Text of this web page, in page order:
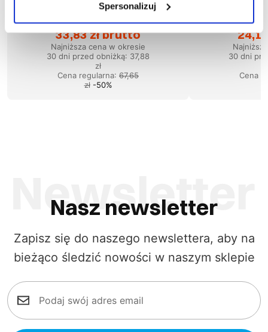
Spersonalizuj
1-04-210
Bluza SKIPER
33,83 zł brutto
Najniższa cena w okresie
30 dni przed obniżką: 37,88
zł
Cena regularna: 67,65
zł -50%
30 dni
Cena
Nasz newsletter
Zapisz się do naszego newslettera, aby na
bieżąco śledzić nowości w naszym sklepie